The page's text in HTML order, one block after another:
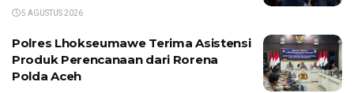
5 AGUSTUS 2026
Polres Lhokseumawe Terima Asistensi
Produk Perencanaan dari Rorena
Polda Aceh